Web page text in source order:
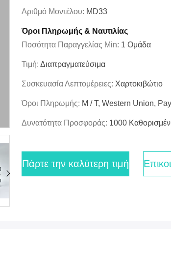
Αριθμό Μοντέλου: MD33
Όροι Πληρωμής & Ναυτιλίας
Ποσότητα Παραγγελίας Min: 1 Ομάδα
Τιμή: Διαπραγματεύσιμα
Συσκευασία Λεπτομέρειες: Χαρτοκιβώτιο
Όροι Πληρωμής: Μ / Τ, Western Union,
Δυνατότητα Προσφοράς: 1000
Πάρτε την καλύτερη τιμή